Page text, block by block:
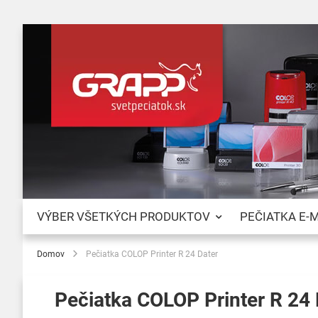
VÝBER VŠETKÝCH PRODUKTOV PEČIATKA E-
Domov Pečiatka COLOP Printer R 24 Dater
Pečiatka COLOP Printer R 24